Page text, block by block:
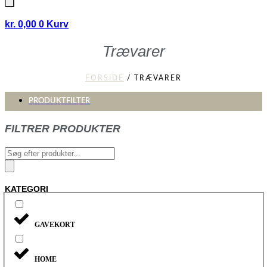
kr. 0,00 0 Kurv
Trævarer
FORSIDE / TRÆVARER
PRODUKTFILTER
FILTRER PRODUKTER
Products
search
KATEGORI
GAVEKORT
HOME